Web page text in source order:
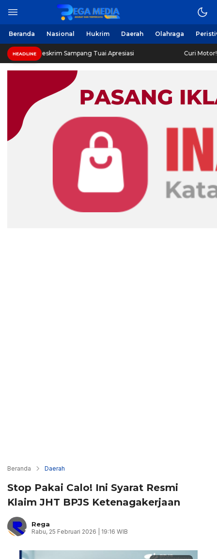
Beranda Nasional Hukrim Daerah Olahraga
HEADLINE
Sampang Tuai Apresiasi Curi Motor! Dua Warga
Beranda Daerah
Stop Pakai Calo! Ini Syarat Resmi
Klaim JHT BPJS Ketenagakerjaan
Rega
Rabu, 25 Februari 2026 | 19:16 WIB